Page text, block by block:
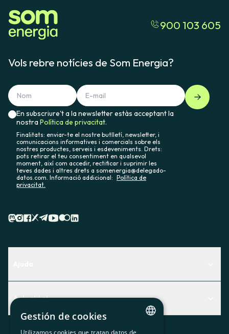
900 103 605
Vols rebre notícies de Som Energia?
En subscriure't a la newsletter estàs acceptant la
nostraPolítica de privacitat.
Finalitats: enviar-te el nostre butlletí, newsletter, i
comunicacions informatives i comercials sobre els
nostres productes, serveis i esdeveniments. Drets:
pots retirar el teu consentiment en qualsevol
moment, així com accedir, rectificar i suprimir les
teves dades i altres drets a somenergia@delegado-
datos.com. Informació addicional: Política de
privacitat.
Descobreix quin servei t'encaixa millor
Contacte
Actualitat
Actualitat
Gestión de cookies
Utilizamos cookies que tratan datos de